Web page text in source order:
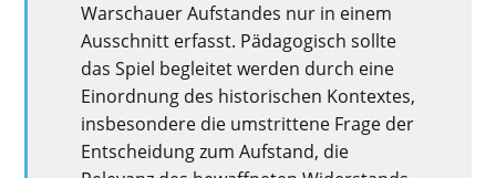
Warschauer Aufstandes nur in einem
Ausschnitt erfasst. Pädagogisch sollte
das Spiel begleitet werden durch eine
Einordnung des historischen Kontextes,
insbesondere die umstrittene Frage der
Entscheidung zum Aufstand, die